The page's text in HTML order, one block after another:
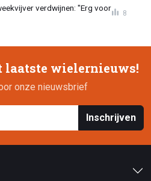
verdwijnen: "Erg voor
8
laatste wielernieuws!
onze nieuwsbrief
Inschrijven